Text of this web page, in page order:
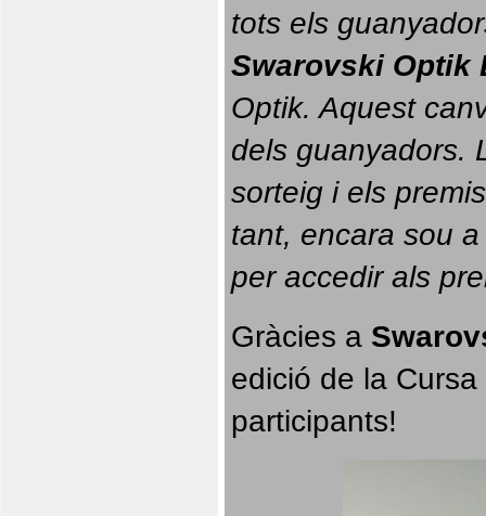
tots els
Swarovski Optik
Optik. Aquest
dels guanyadors.
sorteig i els
tant, encara sou
per accedir als
Gràcies a
edició de la
participants!